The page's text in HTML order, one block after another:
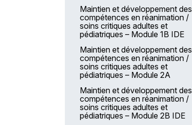
Financements Anfh
Les chiffres-clés
Les services destinés
aux établissements
LA ForMuLE
L’offre de services e-Multi +
AFN 2025 – Actions de
formation nationale
Accompagnement des projets
Maintien et développement des
compétences en réanimation /
soins critiques adultes et
pédiatriques – Module 1B IDE
Maintien et développement des
compétences en réanimation /
soins critiques adultes et
pédiatriques – Module 2A
Maintien et développement des
compétences en réanimation /
soins critiques adultes et
pédiatriques – Module 2B IDE